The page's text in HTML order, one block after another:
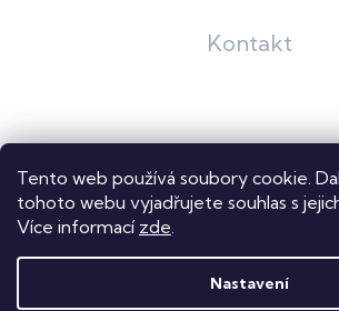
Tento web používá soubory cookie.
tohoto webu vyjadřujete souhlas s
Více informací zde.
Nastavení
Kontakt
Shoptet
Copyright 2026Dastech s.r.o.. Všechna
Upravit nastavení cookies